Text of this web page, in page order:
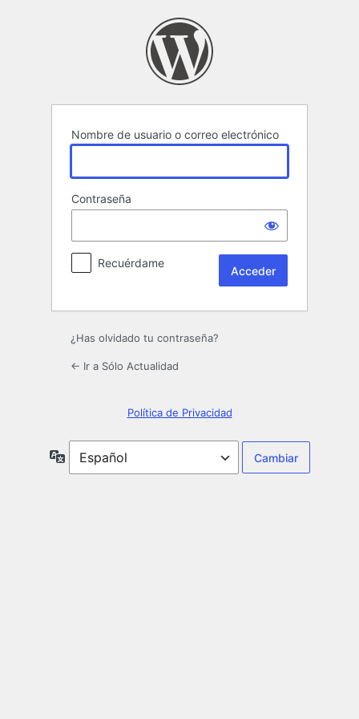
Nombre de usuario o correo electrónico
Contraseña
Recuérdame
¿Has olvidado tu contraseña?
← Ir a Sólo Actualidad
Política de Privacidad
Idioma